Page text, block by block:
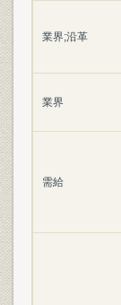
業界;沿革
業界
需給